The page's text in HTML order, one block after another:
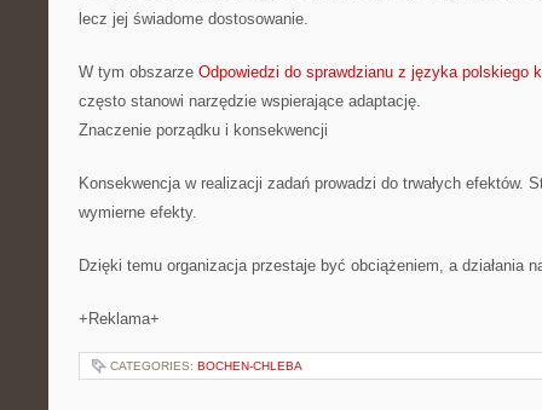
lecz jej świadome dostosowanie.
W tym obszarze Odpowiedzi do sprawdzianu z języka polskiego
często stanowi narzędzie wspierające adaptację.
Znaczenie porządku i konsekwencji
Konsekwencja w realizacji zadań prowadzi do trwałych efektów.
wymierne efekty.
Dzięki temu organizacja przestaje być obciążeniem, a działania
+Reklama+
CATEGORIES: BOCHEN-CHLEBA